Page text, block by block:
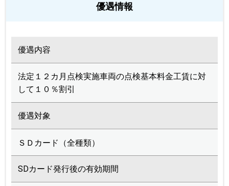
優遇情報
優遇内容
法定１２カ月点検実施車両の点検基本料金工賃に対
して１０％割引
優遇対象
ＳＤカード（全種類）
SDカード発行後の有効期間